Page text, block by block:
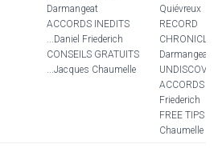
Darmangeat
ACCORDS INEDITS
...Daniel Friederich
CONSEILS GRATUITS
...Jacques Chaumelle
Quiévreux
RECORD
CHRONICLE
Darmangeat
ACCORDS
Friederich
FREE TIPS
Chaumelle